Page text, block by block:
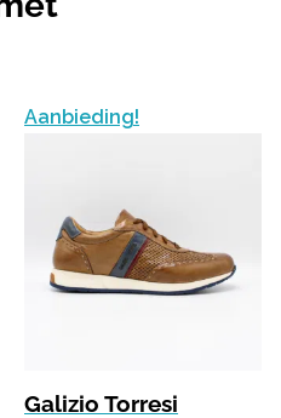
Aanbieding!
Galizio Torresi